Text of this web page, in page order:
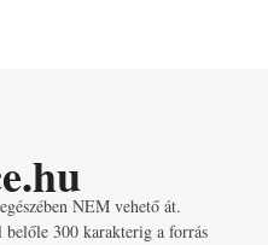
NEM vehető át.
300 karakterig a forrás